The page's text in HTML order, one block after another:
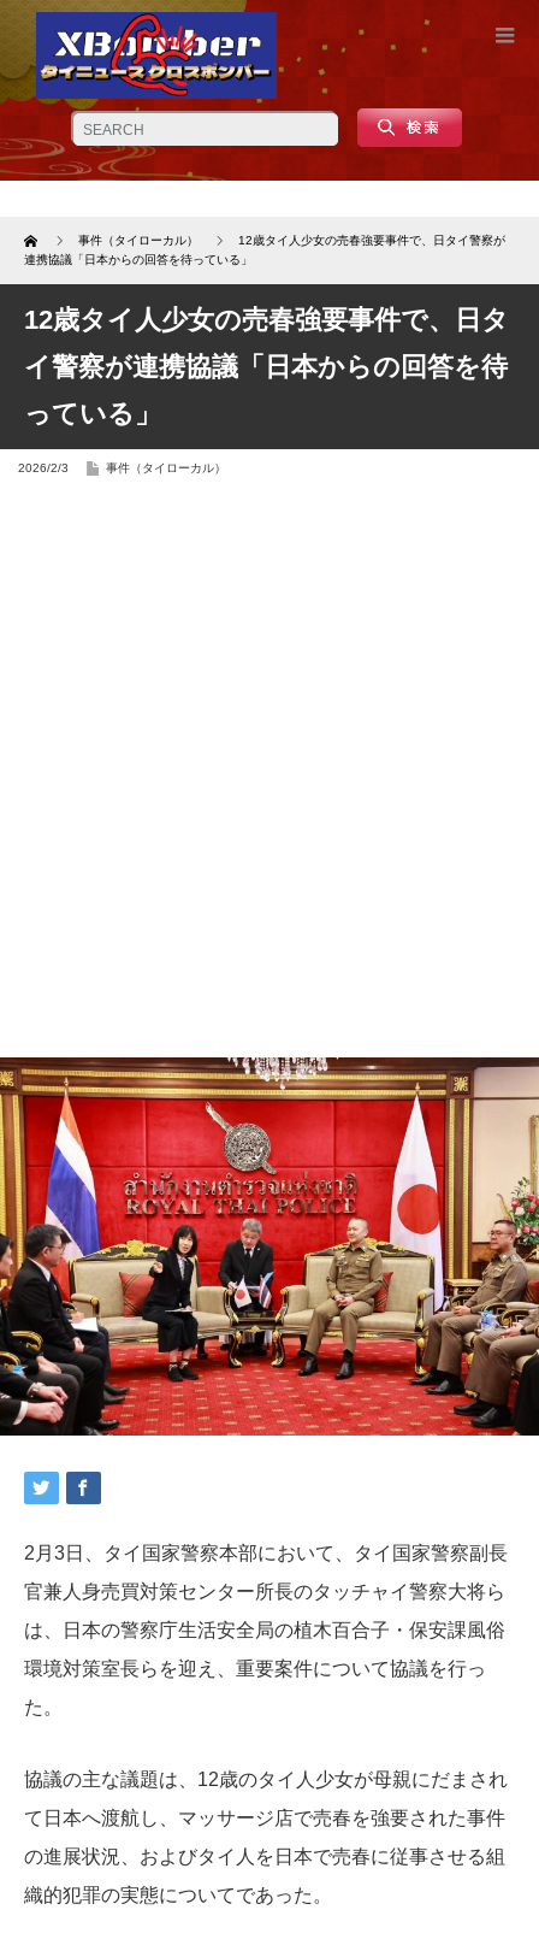
Home 事件（タイローカル）
12歳タイ人少女の売春強要事件で、日タイ警察が
連携協議「日本からの回答を待っている」
12歳タイ人少女の売春強要事件で、日タ
イ警察が連携協議「日本からの回答を待
っている」
2026/2/3 事件（タイローカル）
2月3日、タイ国家警察本部において、タイ国家警察副長
官兼人身売買対策センター所長のタッチャイ警察大将ら
は、日本の警察庁生活安全局の植木百合子・保安課風俗
環境対策室長らを迎え、重要案件について協議を行っ
た。
協議の主な議題は、12歳のタイ人少女が母親にだまされ
て日本へ渡航し、マッサージ店で売春を強要された事件
の進展状況、およびタイ人を日本で売春に従事させる組
織的犯罪の実態についてであった。